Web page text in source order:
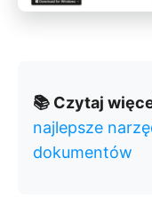
📚 Czytaj
najlepsze
dokumentów